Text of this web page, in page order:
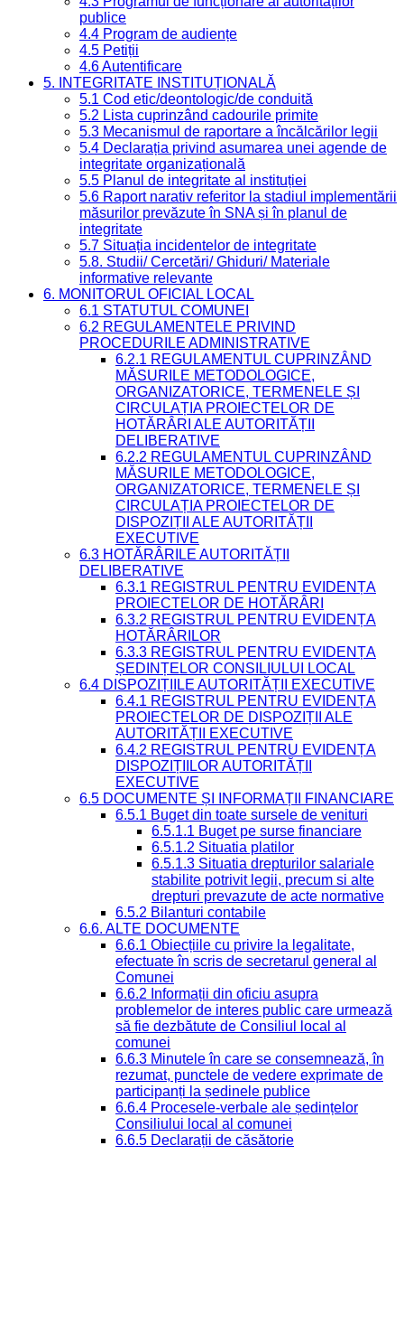
publice
4.4 Program de audiențe
4.5 Petiții
4.6 Autentificare
5. INTEGRITATE INSTITUȚIONALĂ
5.1 Cod etic/deontologic/de conduită
5.2 Lista cuprinzând cadourile primite
5.3 Mecanismul de raportare a încălcărilor legii
5.4 Declarația privind asumarea unei agende de
integritate organizațională
5.5 Planul de integritate al instituției
5.6 Raport narativ referitor la stadiul implementării
măsurilor prevăzute în SNA și în planul de
integritate
5.7 Situația incidentelor de integritate
5.8. Studii/ Cercetări/ Ghiduri/ Materiale
informative relevante
6. MONITORUL OFICIAL LOCAL
6.1 STATUTUL COMUNEI
6.2 REGULAMENTELE PRIVIND
PROCEDURILE ADMINISTRATIVE
6.2.1 REGULAMENTUL CUPRINZÂND
MĂSURILE METODOLOGICE,
ORGANIZATORICE, TERMENELE ȘI
CIRCULAȚIA PROIECTELOR DE
HOTĂRÂRI ALE AUTORITĂȚII
DELIBERATIVE
6.2.2 REGULAMENTUL CUPRINZÂND
MĂSURILE METODOLOGICE,
ORGANIZATORICE, TERMENELE ȘI
CIRCULAȚIA PROIECTELOR DE
DISPOZIȚII ALE AUTORITĂȚII
EXECUTIVE
6.3 HOTĂRÂRILE AUTORITĂȚII
DELIBERATIVE
6.3.1 REGISTRUL PENTRU EVIDENȚA
PROIECTELOR DE HOTĂRÂRI
6.3.2 REGISTRUL PENTRU EVIDENȚA
HOTĂRÂRILOR
6.3.3 REGISTRUL PENTRU EVIDENȚA
ȘEDINȚELOR CONSILIULUI LOCAL
6.4 DISPOZIȚIILE AUTORITĂȚII EXECUTIVE
6.4.1 REGISTRUL PENTRU EVIDENȚA
PROIECTELOR DE DISPOZIȚII ALE
AUTORITĂȚII EXECUTIVE
6.4.2 REGISTRUL PENTRU EVIDENȚA
DISPOZIȚIILOR AUTORITĂȚII
EXECUTIVE
6.5 DOCUMENTE ȘI INFORMAȚII FINANCIARE
6.5.1 Buget din toate sursele de venituri
6.5.1.1 Buget pe surse financiare
6.5.1.2 Situatia platilor
6.5.1.3 Situatia drepturilor salariale
stabilite potrivit legii, precum si alte
drepturi prevazute de acte normative
6.5.2 Bilanturi contabile
6.6. ALTE DOCUMENTE
6.6.1 Obiecțiile cu privire la legalitate,
efectuate în scris de secretarul general al
Comunei
6.6.2 Informații din oficiu asupra
problemelor de interes public care urmează
să fie dezbătute de Consiliul local al
comunei
6.6.3 Minutele în care se consemnează, în
rezumat, punctele de vedere exprimate de
participanți la ședinele publice
6.6.4 Procesele-verbale ale ședințelor
Consiliului local al comunei
6.6.5 Declarații de căsătorie